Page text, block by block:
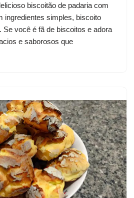
biscoitão de padaria com
ingredientes simples, biscoito
Se você é fã de biscoitos e adora
e saborosos que